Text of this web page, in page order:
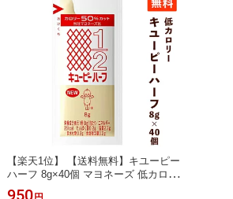
【楽天1位】 【送料無料】キユーピー
ハーフ 8g×40個 マヨネーズ 低カロリ
ー 小分け 小袋 使い切り カロリーハ
950